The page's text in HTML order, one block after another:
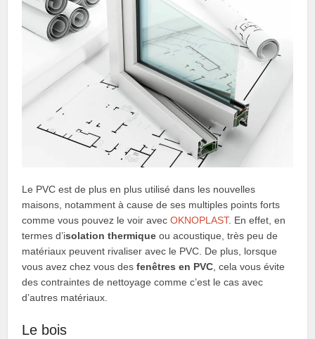
Le PVC est de plus en plus utilisé dans les nouvelles
maisons, notamment à cause de ses multiples points forts
comme vous pouvez le voir avecOKNOPLAST. En effet, en
termes d’isolation thermiqueou acoustique, très peu de
matériaux peuvent rivaliser avec le PVC. De plus, lorsque
vous avez chez vous desfenêtres en PVC, cela vous évite
des contraintes de nettoyage comme c’est le cas avec
d’autres matériaux.
Le bois